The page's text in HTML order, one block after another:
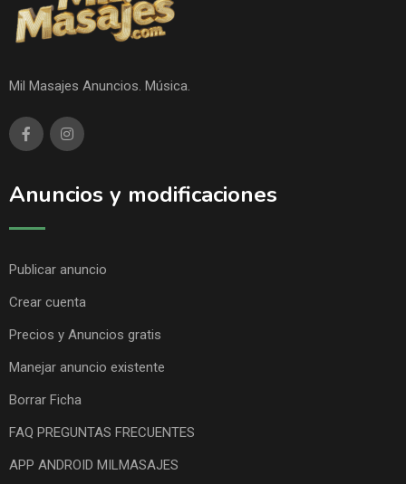
Mil Masajes Anuncios. Música.
Anuncios y modificaciones
Publicar anuncio
Crear cuenta
Precios y Anuncios gratis
Manejar anuncio existente
Borrar Ficha
FAQ PREGUNTAS FRECUENTES
APP ANDROID MILMASAJES